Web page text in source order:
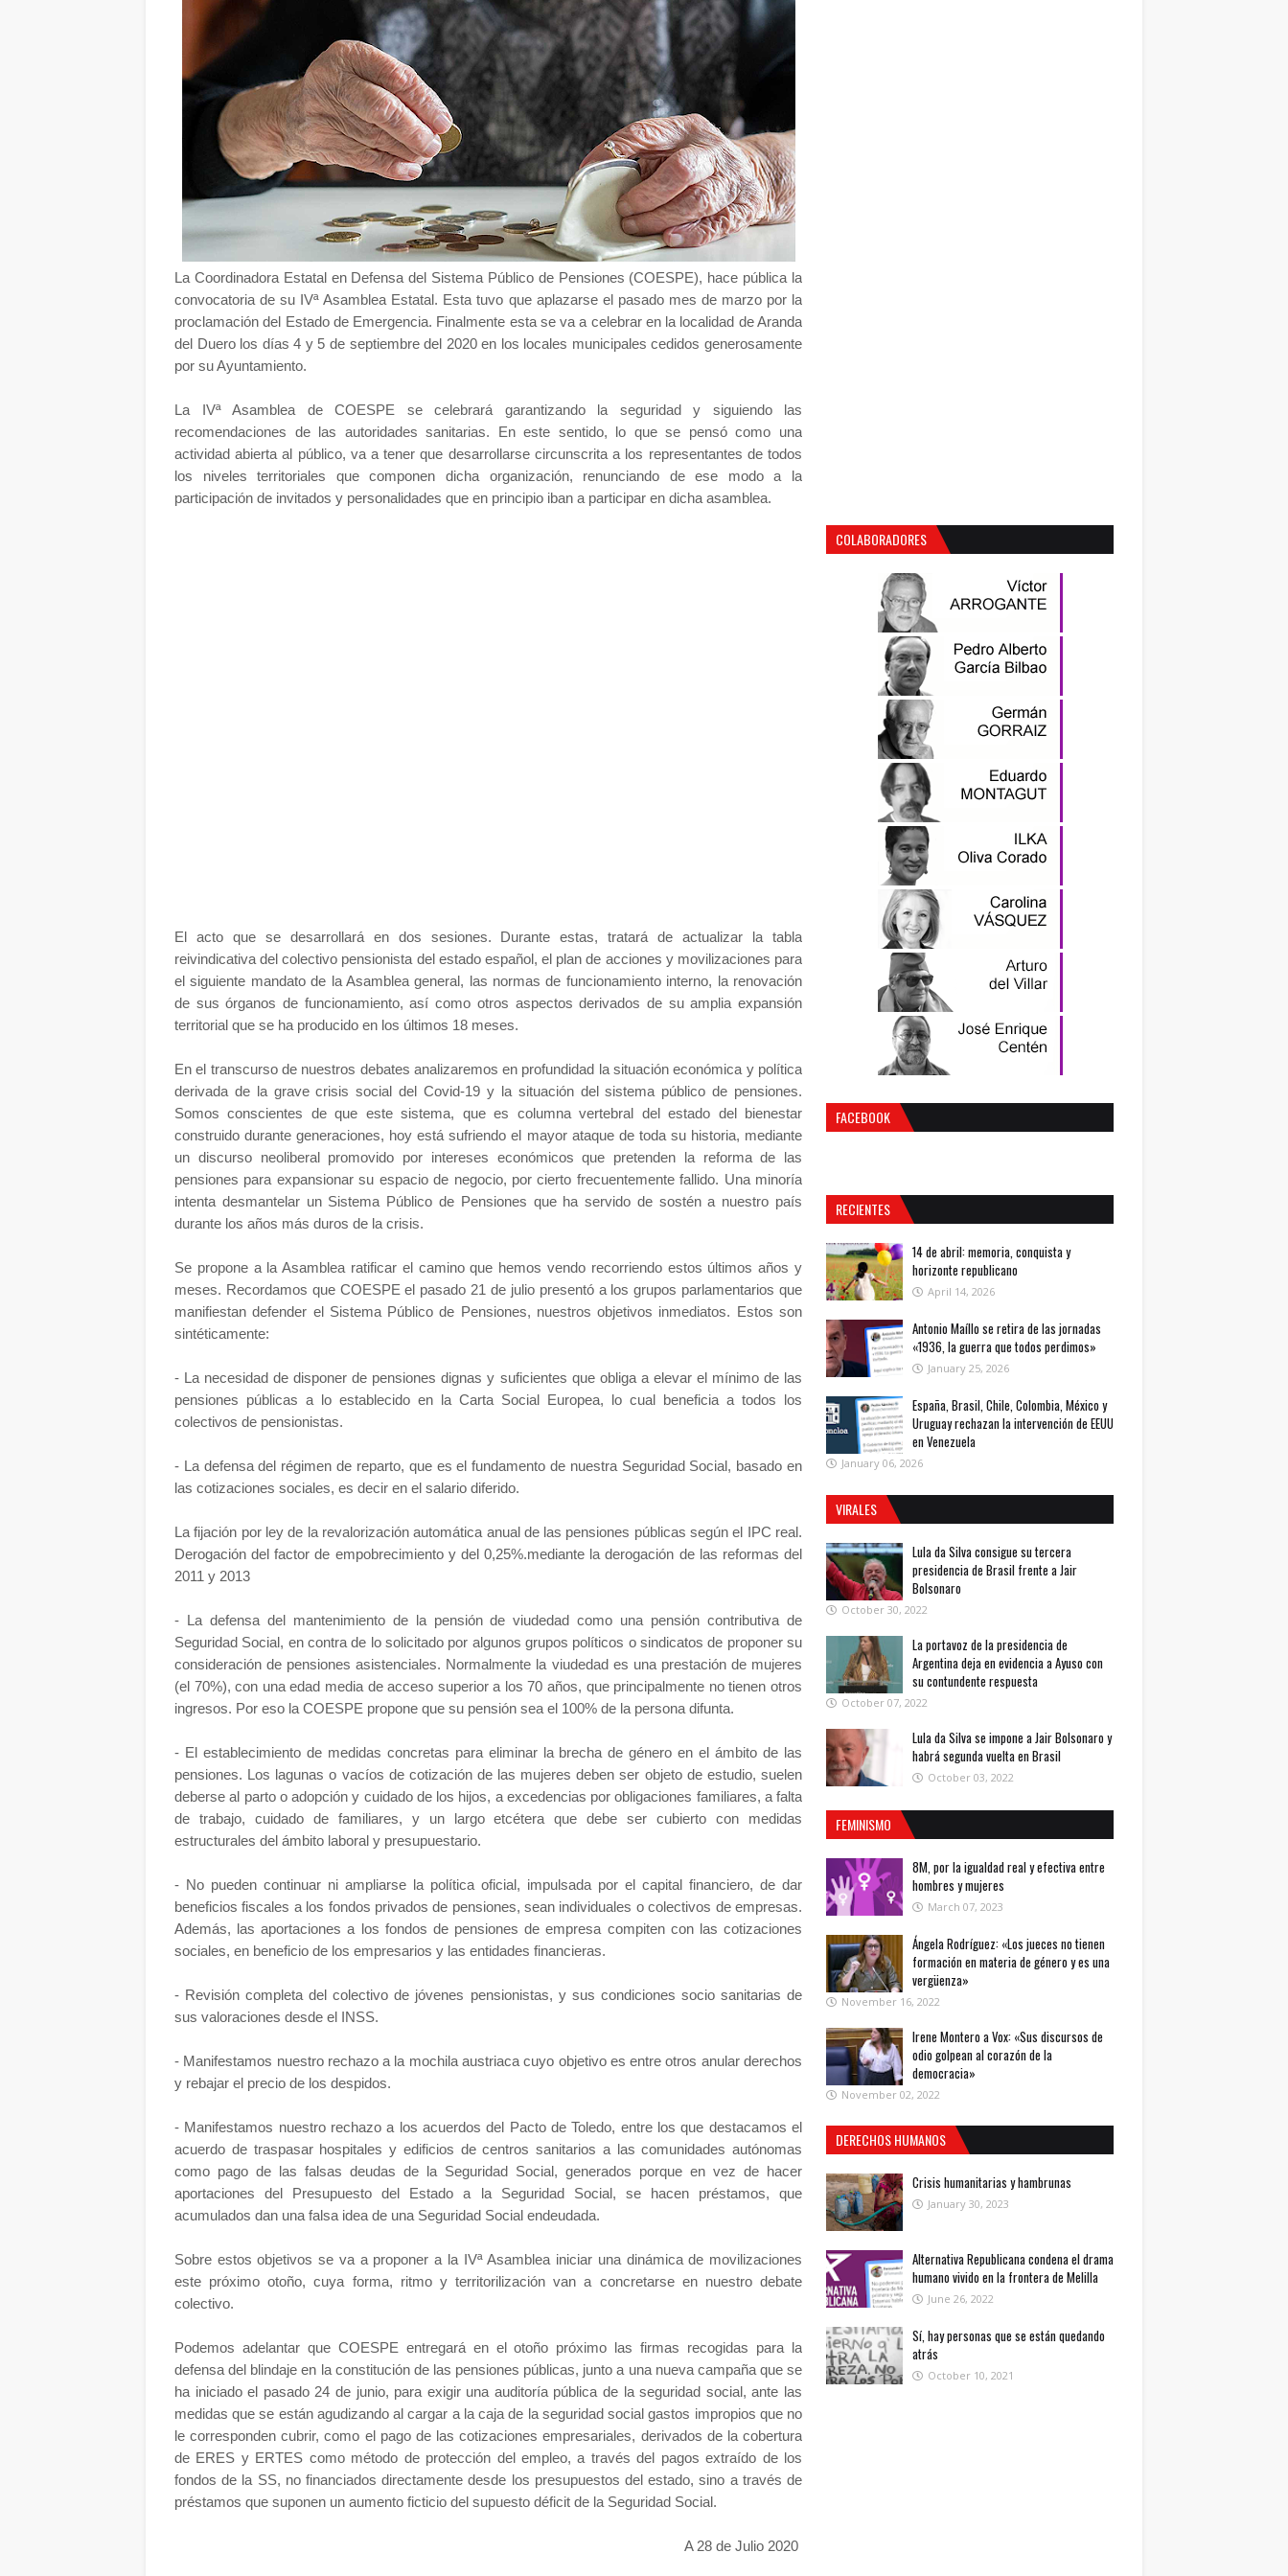
La Coordinadora Estatal en Defensa del Sistema Público de Pensiones (COESPE), hace pública la
convocatoria de su IVª Asamblea Estatal. Esta tuvo que aplazarse el pasado mes de marzo por la
proclamación del Estado de Emergencia. Finalmente esta se va a celebrar en la localidad de Aranda
del Duero los días 4 y 5 de septiembre del 2020 en los locales municipales cedidos generosamente
por su Ayuntamiento.
La IVª Asamblea de COESPE se celebrará garantizando la seguridad y siguiendo las
recomendaciones de las autoridades sanitarias. En este sentido, lo que se pensó como una
actividad abierta al público, va a tener que desarrollarse circunscrita a los representantes de todos
los niveles territoriales que componen dicha organización, renunciando de ese modo a la
participación de invitados y personalidades que en principio iban a participar en dicha asamblea.
El acto que se desarrollará en dos sesiones. Durante estas, tratará de actualizar la tabla
reivindicativa del colectivo pensionista del estado español, el plan de acciones y movilizaciones para
el siguiente mandato de la Asamblea general, las normas de funcionamiento interno, la renovación
de sus órganos de funcionamiento, así como otros aspectos derivados de su amplia expansión
territorial que se ha producido en los últimos 18 meses.
En el transcurso de nuestros debates analizaremos en profundidad la situación económica y política
derivada de la grave crisis social del Covid-19 y la situación del sistema público de pensiones.
Somos conscientes de que este sistema, que es columna vertebral del estado del bienestar
construido durante generaciones, hoy está sufriendo el mayor ataque de toda su historia, mediante
un discurso neoliberal promovido por intereses económicos que pretenden la reforma de las
pensiones para expansionar su espacio de negocio, por cierto frecuentemente fallido. Una minoría
intenta desmantelar un Sistema Público de Pensiones que ha servido de sostén a nuestro país
durante los años más duros de la crisis.
Se propone a la Asamblea ratificar el camino que hemos vendo recorriendo estos últimos años y
meses. Recordamos que COESPE el pasado 21 de julio presentó a los grupos parlamentarios que
manifiestan defender el Sistema Público de Pensiones, nuestros objetivos inmediatos. Estos son
sintéticamente:
- La necesidad de disponer de pensiones dignas y suficientes que obliga a elevar el mínimo de las
pensiones públicas a lo establecido en la Carta Social Europea, lo cual beneficia a todos los
colectivos de pensionistas.
- La defensa del régimen de reparto, que es el fundamento de nuestra Seguridad Social, basado en
las cotizaciones sociales, es decir en el salario diferido.
La fijación por ley de la revalorización automática anual de las pensiones públicas según el IPC real.
Derogación del factor de empobrecimiento y del 0,25%.mediante la derogación de las reformas del
2011 y 2013
- La defensa del mantenimiento de la pensión de viudedad como una pensión contributiva de
Seguridad Social, en contra de lo solicitado por algunos grupos políticos o sindicatos de proponer su
consideración de pensiones asistenciales. Normalmente la viudedad es una prestación de mujeres
(el 70%), con una edad media de acceso superior a los 70 años, que principalmente no tienen otros
ingresos. Por eso la COESPE propone que su pensión sea el 100% de la persona difunta.
- El establecimiento de medidas concretas para eliminar la brecha de género en el ámbito de las
pensiones. Los lagunas o vacíos de cotización de las mujeres deben ser objeto de estudio, suelen
deberse al parto o adopción y cuidado de los hijos, a excedencias por obligaciones familiares, a falta
de trabajo, cuidado de familiares, y un largo etcétera que debe ser cubierto con medidas
estructurales del ámbito laboral y presupuestario.
- No pueden continuar ni ampliarse la política oficial, impulsada por el capital financiero, de dar
beneficios fiscales a los fondos privados de pensiones, sean individuales o colectivos de empresas.
Además, las aportaciones a los fondos de pensiones de empresa compiten con las cotizaciones
sociales, en beneficio de los empresarios y las entidades financieras.
- Revisión completa del colectivo de jóvenes pensionistas, y sus condiciones socio sanitarias de
sus valoraciones desde el INSS.
- Manifestamos nuestro rechazo a la mochila austriaca cuyo objetivo es entre otros anular derechos
y rebajar el precio de los despidos.
- Manifestamos nuestro rechazo a los acuerdos del Pacto de Toledo, entre los que destacamos el
acuerdo de traspasar hospitales y edificios de centros sanitarios a las comunidades autónomas
como pago de las falsas deudas de la Seguridad Social, generados porque en vez de hacer
aportaciones del Presupuesto del Estado a la Seguridad Social, se hacen préstamos, que
acumulados dan una falsa idea de una Seguridad Social endeudada.
Sobre estos objetivos se va a proponer a la IVª Asamblea iniciar una dinámica de movilizaciones
este próximo otoño, cuya forma, ritmo y territorilización van a concretarse en nuestro debate
colectivo.
Podemos adelantar que COESPE entregará en el otoño próximo las firmas recogidas para la
defensa del blindaje en la constitución de las pensiones públicas, junto a una nueva campaña que se
ha iniciado el pasado 24 de junio, para exigir una auditoría pública de la seguridad social, ante las
medidas que se están agudizando al cargar a la caja de la seguridad social gastos impropios que no
le corresponden cubrir, como el pago de las cotizaciones empresariales, derivados de la cobertura
de ERES y ERTES como método de protección del empleo, a través del pagos extraído de los
fondos de la SS, no financiados directamente desde los presupuestos del estado, sino a través de
préstamos que suponen un aumento ficticio del supuesto déficit de la Seguridad Social.
A 28 de Julio 2020
COLABORADORES
FACEBOOK
RECIENTES
14 de abril: memoria, conquista y
horizonte republicano
April 14, 2026
Antonio Maíllo se retira de las jornadas
«1936, la guerra que todos perdimos»
January 25, 2026
España, Brasil, Chile, Colombia, México y
Uruguay rechazan la intervención de EEUU
en Venezuela
January 06, 2026
VIRALES
Lula da Silva consigue su tercera
presidencia de Brasil frente a Jair
Bolsonaro
October 30, 2022
La portavoz de la presidencia de
Argentina deja en evidencia a Ayuso con
su contundente respuesta
October 07, 2022
Lula da Silva se impone a Jair Bolsonaro y
habrá segunda vuelta en Brasil
October 03, 2022
FEMINISMO
8M, por la igualdad real y efectiva entre
hombres y mujeres
March 07, 2023
Ángela Rodríguez: «Los jueces no tienen
formación en materia de género y es una
vergüenza»
November 16, 2022
Irene Montero a Vox: «Sus discursos de
odio golpean al corazón de la
democracia»
November 02, 2022
DERECHOS HUMANOS
Crisis humanitarias y hambrunas
January 30, 2023
Alternativa Republicana condena el drama
humano vivido en la frontera de Melilla
June 26, 2022
Sí, hay personas que se están quedando
atrás
October 10, 2021